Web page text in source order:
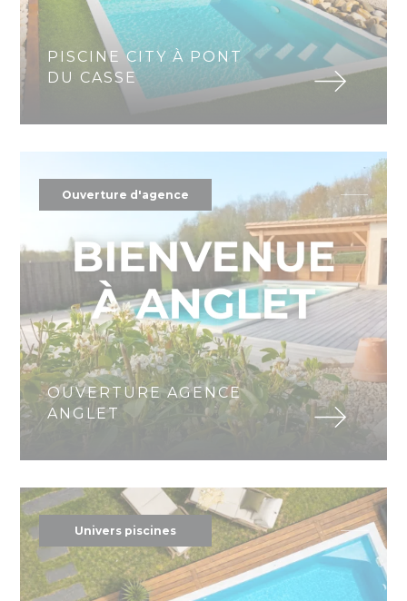
PISCINE CITY À PONT
DU CASSE
Ouverture d'agence
OUVERTURE AGENCE
ANGLET
Univers piscines